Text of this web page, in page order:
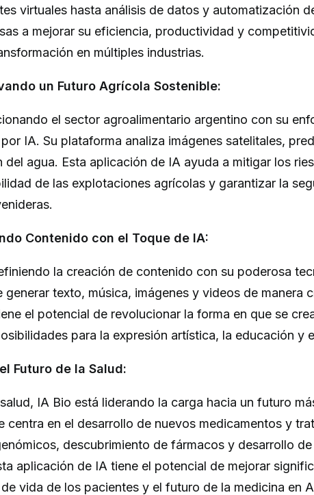
virtuales hasta análisis de datos y automatización
a mejorar su eficiencia, productividad y
en múltiples industrias.
un Futuro Agrícola Sostenible:
el sector agroalimentario argentino con su
IA. Su plataforma analiza imágenes satelitales,
del agua. Esta aplicación de IA ayuda a mitigar los
de las explotaciones agrícolas y garantizar la
Contenido con el Toque de IA:
la creación de contenido con su poderosa
generar texto, música, imágenes y videos de manera
el potencial de revolucionar la forma en que se
para la expresión artística, la educación y
Futuro de la Salud:
IA Bio está liderando la carga hacia un futuro
centra en el desarrollo de nuevos medicamentos y
descubrimiento de fármacos y desarrollo
aplicación de IA tiene el potencial de mejorar
vida de los pacientes y el futuro de la medicina en